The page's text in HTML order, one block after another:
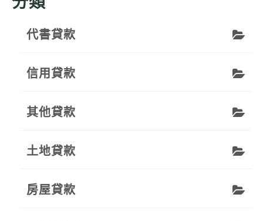
代書貸款
信用貸款
其他貸款
土地貸款
房屋貸款